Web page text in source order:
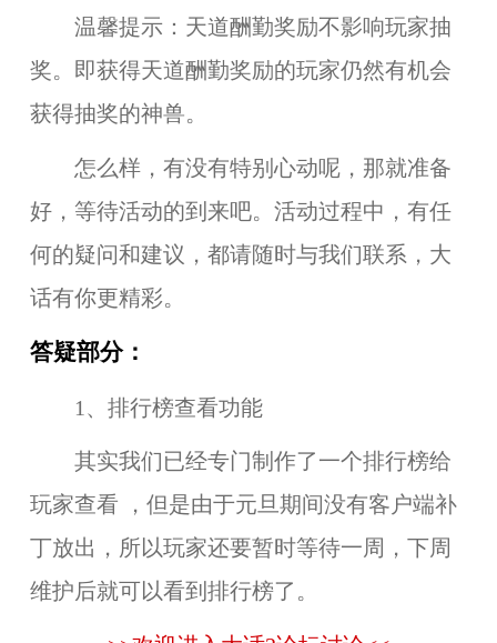
温馨提示：天道酬勤奖励不影响玩家抽
奖。即获得天道酬勤奖励的玩家仍然有机会
获得抽奖的神兽。
怎么样，有没有特别心动呢，那就准备
好，等待活动的到来吧。活动过程中，有任
何的疑问和建议，都请随时与我们联系，大
话有你更精彩。
答疑部分：
1、排行榜查看功能
其实我们已经专门制作了一个排行榜给
玩家查看 ，但是由于元旦期间没有客户端补
丁放出，所以玩家还要暂时等待一周，下周
维护后就可以看到排行榜了。